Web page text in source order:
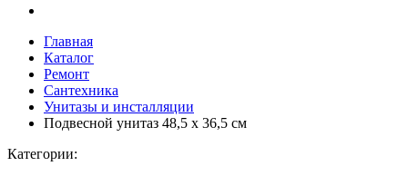
Главная
Каталог
Ремонт
Сантехника
Унитазы и инсталляции
Подвесной унитаз 48,5 x 36,5 см
Категории: